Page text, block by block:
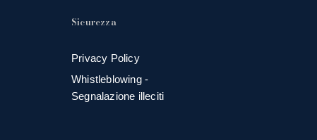
Sicurezza
Privacy Policy
Whistleblowing -
Segnalazione illeciti